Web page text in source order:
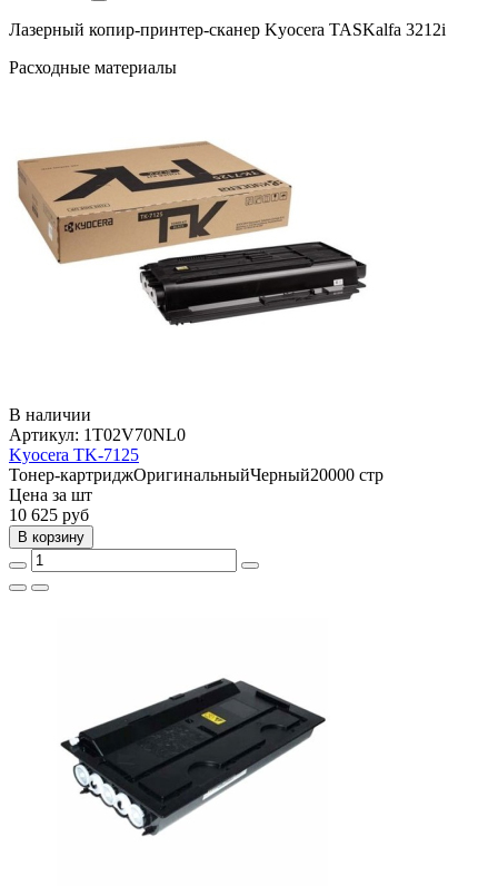
Лазерный копир-принтер-сканер Kyocera TASKalfa 3212i
Расходные материалы
В наличии
Артикул: 1T02V70NL0
Kyocera TK-7125
Тонер-картриджОригинальныйЧерный20000 стр
Цена за шт
10 625 руб
В корзину